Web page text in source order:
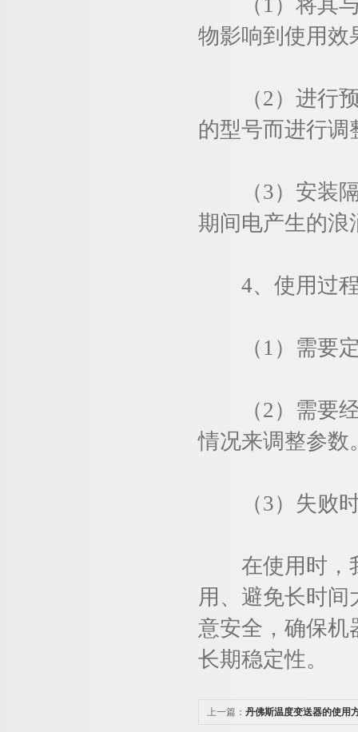
（1）将其与
物影响到使用效
（2）进行预
的型号而进行调
（3）安装隔
期间电产生的浪
4、使用过程
（1）需要定
（2）需要经
情况来调整参数
（3）失败时
在使用时，我
用、避免长时
意安全，确保机
长期稳定性。
上一篇： 丹佛斯温度变送器的使用